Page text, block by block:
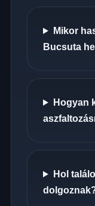
Mikor
Bucsuta
Hogyan
Hol